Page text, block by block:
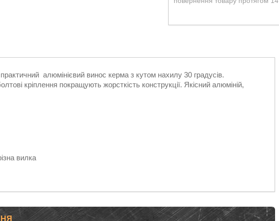
алюмінієвий винос керма з кутом нахилу 30 градусів.
кріплення покращують жорсткість конструкції. Якісний алюміній,
вилка